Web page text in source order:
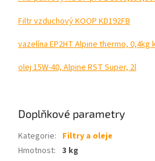
Filtr vzduchový KOOP KD192FB
vazelína EP2HT Alpine thermo, 0,4kg
olej 15W-40, Alpine RST Super, 2l
Doplňkové parametry
Kategorie: Filtry a oleje
Hmotnost: 3 kg